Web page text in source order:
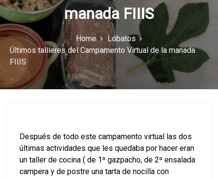
manada FIIIS
Home
Lobatos
Últimos tallleres del Campamento Virtual de la manada
FIIIS
Después de todo este campamento virtual las dos
últimas actividades que les quedaba por hacer eran
un taller de cocina ( de 1º gazpacho, de 2º ensalada
campera y de postre una tarta de nocilla con